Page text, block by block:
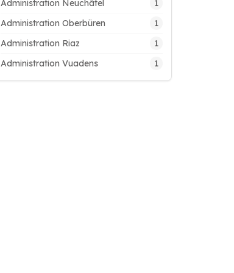
Administration Neuchâtel 1
Administration Oberbüren 1
Administration Riaz 1
Administration Vuadens 1